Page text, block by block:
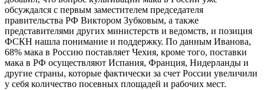
обсуждался с первым заместителем председателя
правительства РФ Виктором Зубковым, а также
представителями других министерств и ведомств, и позиция
ФСКН нашла понимание и поддержку. По данным Иванова,
68% мака в Россию поставляет Чехия, кроме того, поставки
мака в РФ осуществляют Испания, Франция, Нидерланды и
другие страны, которые фактически за счет России увеличили
у себя количество посевных площадей и рабочих мест.